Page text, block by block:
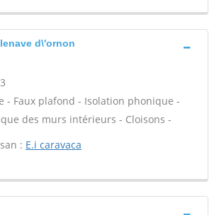
d\'ornon
- Faux plafond - Isolation phonique -
des murs intérieurs - Cloisons -
: E.i caravaca